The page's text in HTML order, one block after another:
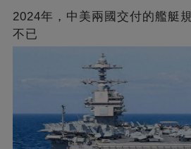
2024年，中美兩國交付的艦艇
不已